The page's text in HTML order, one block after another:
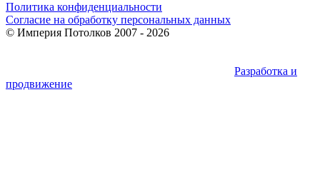
Политика конфиденциальности
Согласие на обработку персональных данных
© Империя Потолков 2007 - 2026
Разработка и
продвижение